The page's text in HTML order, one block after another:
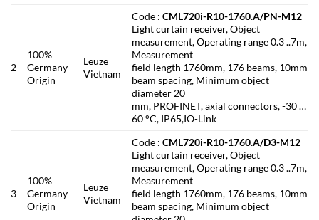
2
100%
Germany
Origin
Leuze
Vietnam
Code :CML720i-R10-1760.A/PN-M12
Light curtain receiver, Object
measurement, Operating range 0.3 ..7m,
Measurement
field length 1760mm, 176 beams, 10mm
beam spacing, Minimum object
diameter 20
mm, PROFINET, axial connectors, -30 …
60 °C, IP65,IO-Link
3
100%
Germany
Origin
Leuze
Vietnam
Code :CML720i-R10-1760.A/D3-M12
Light curtain receiver, Object
measurement, Operating range 0.3 ..7m,
Measurement
field length 1760mm, 176 beams, 10mm
beam spacing, Minimum object